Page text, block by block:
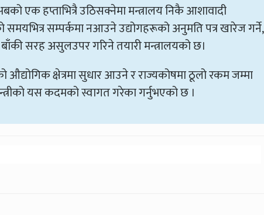
एक हप्ताभित्रै उठिसक्नेमा मन्त्रालय निकै आशावादी
सम्पर्कमा नआउने उद्योगहरूको अनुमति पत्र खारेज गर्ने,
बाँकी सरह असुलउपर गरिने तयारी मन्त्रालयको छ।
औद्योगिक क्षेत्रमा सुधार आउने र राज्यकोषमा ठूलो रकम जम्मा
यस कदमको स्वागत गरेका गर्नुभएको छ ।